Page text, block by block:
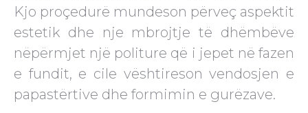
Kjo proçedurë mundeson përveç aspektit
estetik dhe nje mbrojtje të dhëmbëve
nëpërmjet një politure që i jepet në fazen
e fundit, e cile vështireson vendosjen e
papastërtive dhe formimin e gurëzave.